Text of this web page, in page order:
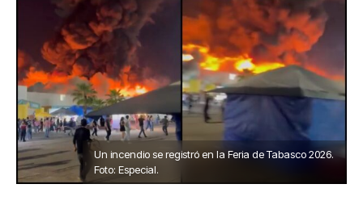
Un incendio se registró en la Feria de Tabasco 2026.
Foto: Especial.